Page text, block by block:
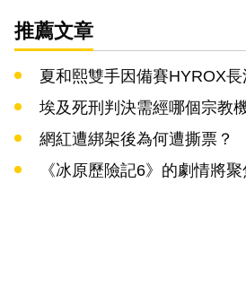
推薦文章
夏和熙雙手因備賽HYROX長
埃及死刑判決需經哪個宗教
網紅遭綁架後為何遭撕票？
《冰原歷險記6》的劇情將